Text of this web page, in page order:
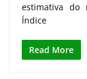
estimativa do
Índice
Read More